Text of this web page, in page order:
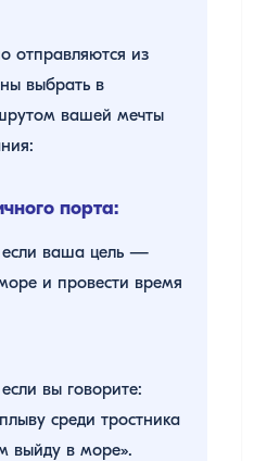
отправляются из
выбрать в
вашей мечты
порта:
если ваша цель —
и провести время
вы говорите:
среди тростника
выйду в море».